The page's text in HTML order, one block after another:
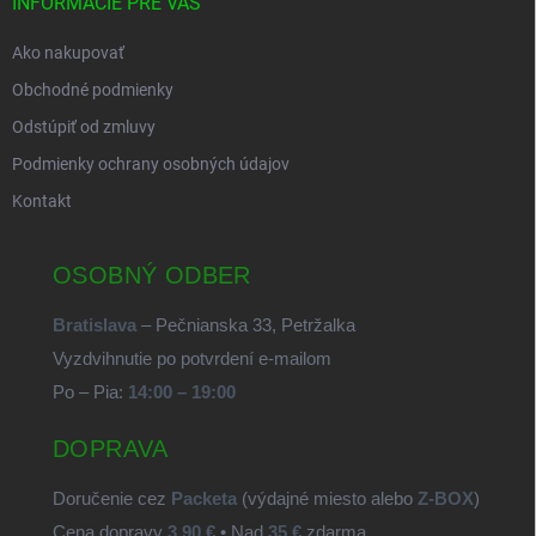
Ako nakupovať
Obchodné podmienky
Odstúpiť od zmluvy
Podmienky ochrany osobných údajov
Kontakt
OSOBNÝ ODBER
Bratislava – Pečnianska 33, Petržalka
Vyzdvihnutie po potvrdení e-mailom
Po – Pia: 14:00 – 19:00
DOPRAVA
Doručenie cez Packeta (výdajné miesto alebo Z-BOX)